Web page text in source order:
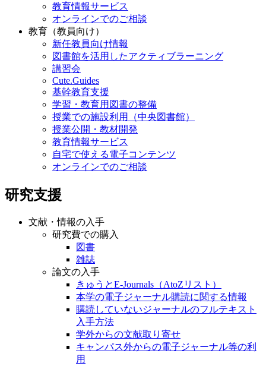
教育情報サービス
オンラインでのご相談
教育（教員向け）
新任教員向け情報
図書館を活用したアクティブラーニング
講習会
Cute.Guides
基幹教育支援
学習・教育用図書の整備
授業での施設利用（中央図書館）
授業公開・教材開発
教育情報サービス
自宅で使える電子コンテンツ
オンラインでのご相談
研究支援
文献・情報の入手
研究費での購入
図書
雑誌
論文の入手
きゅうとE-Journals（AtoZリスト）
本学の電子ジャーナル購読に関する情報
購読していないジャーナルのフルテキスト
入手方法
学外からの文献取り寄せ
キャンパス外からの電子ジャーナル等の利
用